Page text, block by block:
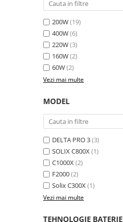
Toate panourile portabile
Frigidere Portabile
Componente Fotovoltaice
Incarcatoare solare
Incarcatoare solare MPPT
Incarcatoare solare PWM
Interfete si cabluri
Cabluri panouri fotovoltaice
Cabluri pentru echipamente
200W(19)
400W(6)
220W(3)
160W(2)
60W(2)
Vezi mai multe
MODEL
DELTA PRO 3(3)
SOLIX C800X(1)
C1000X(2)
F2000(2)
Solix C300X(1)
Vezi mai multe
TEHNOLOGIE BATERIE